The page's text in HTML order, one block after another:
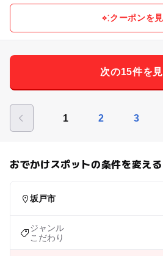
クーポンを
次の15件を
1 2 3
おでかけスポットの条件を変える
坂戸市
ジャンル
こだわり